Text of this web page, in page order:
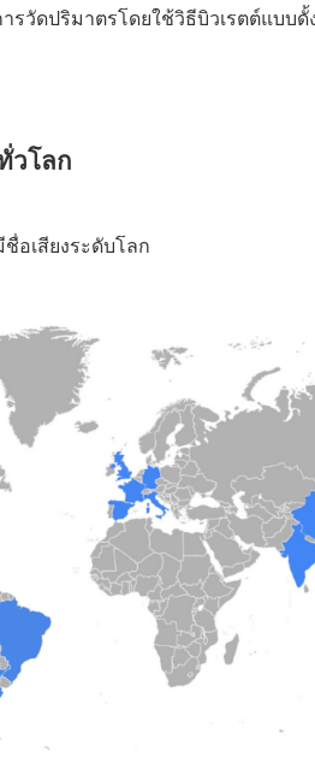
รวัดปริมาตรโดยใช้วิธีบิวเรตต์แบบ
วโลก
อเสียงระดับโลก